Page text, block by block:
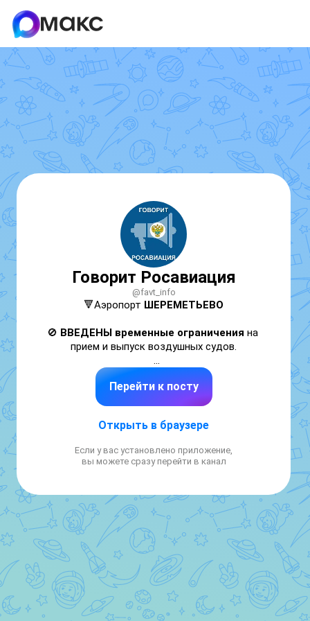
Говорит Росавиация
@favt_info
🔻Аэропорт ШЕРЕМЕТЬЕВО
🚫 ВВЕДЕНЫ временные ограничения на
прием и выпуск воздушных судов.
🧑‍🧑‍🧒‍🧒 Ограничения необходимы для
обеспечения безопасности полетов.
Перейти к посту
Открыть в браузере
Если у вас установлено приложение,
вы можете сразу перейти в канал